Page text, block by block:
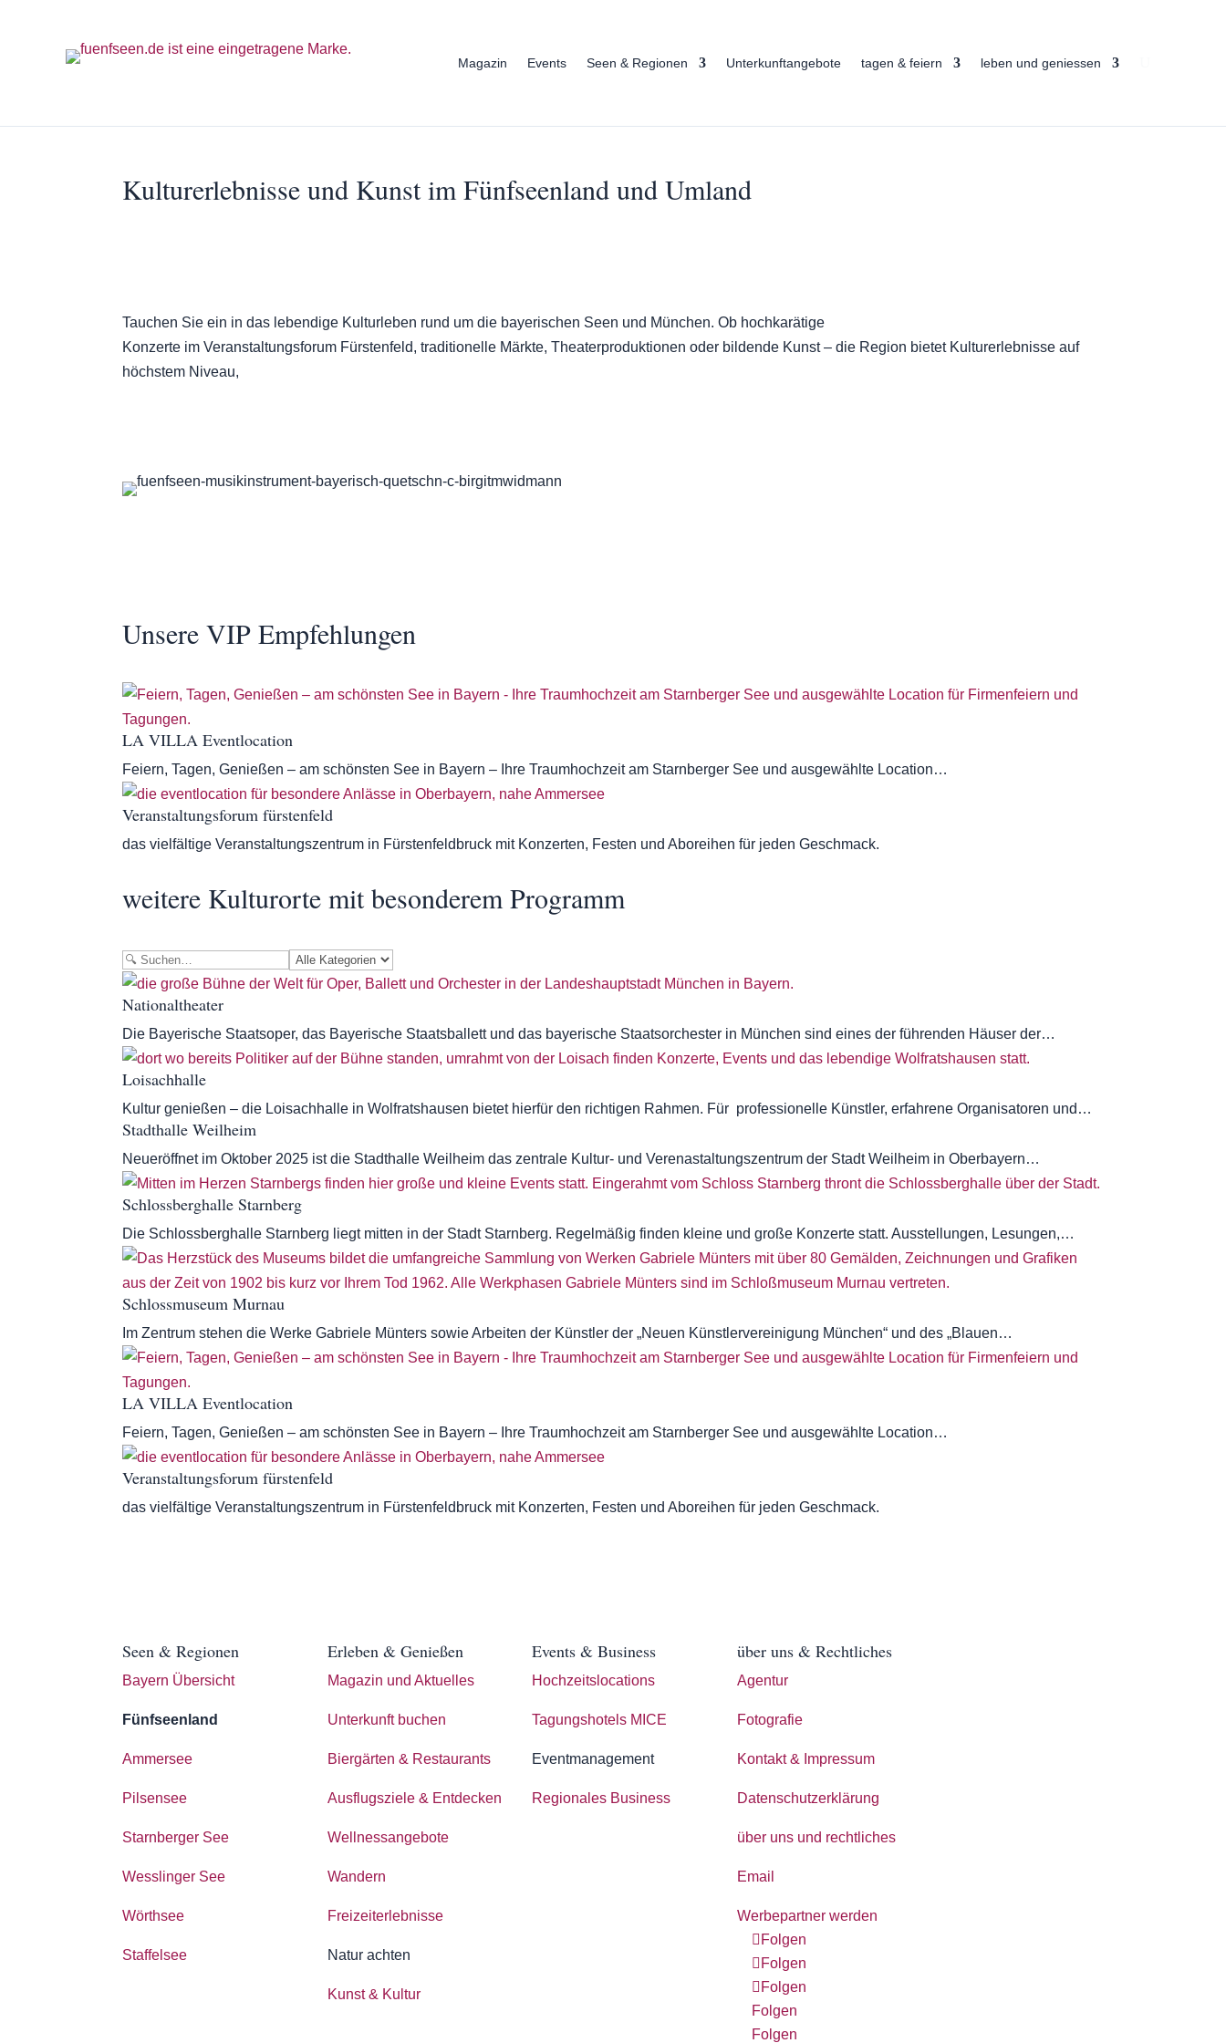
Magazin Events Seen & Regionen Unterkunftangebote tagen & feiern leben und geniessen
Kulturerlebnisse und Kunst im Fünfseenland und Umland
Tauchen Sie ein in das lebendige Kulturleben rund um die bayerischen Seen und München. Ob hochkarätige
Konzerte im Veranstaltungsforum Fürstenfeld, traditionelle Märkte, Theaterproduktionen oder bildende Kunst – die Region bietet Kulturerlebnisse auf
höchstem Niveau,
Unsere VIP Empfehlungen
LA VILLA Eventlocation
Feiern, Tagen, Genießen – am schönsten See in Bayern – Ihre Traumhochzeit am Starnberger See und ausgewählte Location…
Veranstaltungsforum fürstenfeld
das vielfältige Veranstaltungszentrum in Fürstenfeldbruck mit Konzerten, Festen und Aboreihen für jeden Geschmack.
weitere Kulturorte mit besonderem Programm
Nationaltheater
Die Bayerische Staatsoper, das Bayerische Staatsballett und das bayerische Staatsorchester in München sind eines der führenden Häuser der…
Loisachhalle
Kultur genießen – die Loisachhalle in Wolfratshausen bietet hierfür den richtigen Rahmen. Für professionelle Künstler, erfahrene Organisatoren und…
Stadthalle Weilheim
Neueröffnet im Oktober 2025 ist die Stadthalle Weilheim das zentrale Kultur- und Verenastaltungszentrum der Stadt Weilheim in Oberbayern…
Schlossberghalle Starnberg
Die Schlossberghalle Starnberg liegt mitten in der Stadt Starnberg. Regelmäßig finden kleine und große Konzerte statt. Ausstellungen, Lesungen,…
Schlossmuseum Murnau
Im Zentrum stehen die Werke Gabriele Münters sowie Arbeiten der Künstler der „Neuen Künstlervereinigung München“ und des „Blauen…
LA VILLA Eventlocation
Feiern, Tagen, Genießen – am schönsten See in Bayern – Ihre Traumhochzeit am Starnberger See und ausgewählte Location…
Veranstaltungsforum fürstenfeld
das vielfältige Veranstaltungszentrum in Fürstenfeldbruck mit Konzerten, Festen und Aboreihen für jeden Geschmack.
Seen & Regionen
Bayern Übersicht
Fünfseenland
Ammersee
Pilsensee
Starnberger See
Wesslinger See
Wörthsee
Staffelsee
Erleben & Genießen
Magazin und Aktuelles
Unterkunft buchen
Biergärten & Restaurants
Ausflugsziele & Entdecken
Wellnessangebote
Wandern
Freizeiterlebnisse
Natur achten
Kunst & Kultur
Events & Business
Hochzeitslocations
Tagungshotels MICE
Eventmanagement
Regionales Business
über uns & Rechtliches
Agentur
Fotografie
Kontakt & Impressum
Datenschutzerklärung
über uns und rechtliches
Email
Werbepartner werden
Folgen
Folgen
Folgen
Folgen
Folgen